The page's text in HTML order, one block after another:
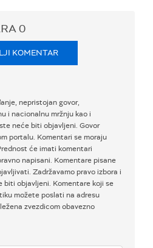
0
KOMENTAR
nepristojan govor,
i nacionalnu mržnju kao i
neće biti objavljeni. Govor
portalu. Komentari se moraju
će imati komentari
napisani. Komentare pisane
Zadržavamo pravo izbora i
biti objavljeni. Komentare koji se
možete poslati na adresu
zvezdicom obavezno